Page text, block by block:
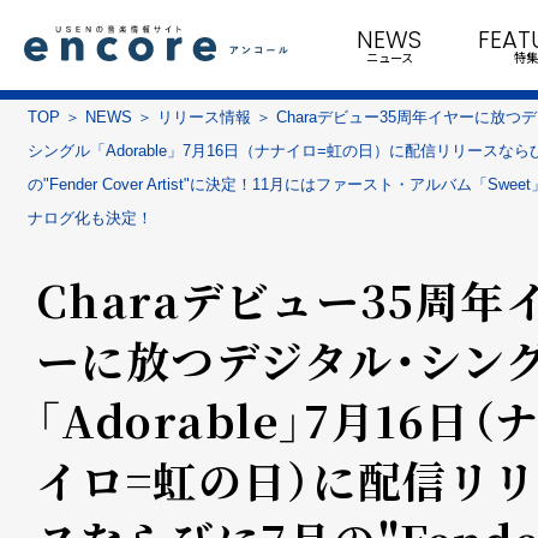
NEWS
ニュース 特集
TOP NEWS リリース情報
Charaデビュー35周年イヤーに放つ
シングル「Adorable」7月16日（ナナイロ=虹の日）に配信リリースなら
の"Fender Cover Artist"に決定！11月にはファースト・アルバム「Sweet
ナログ化も決定！
Charaデビュー35周年
ーに放つデジタル・シン
「Adorable」7月16日（
イロ=虹の日）に配信リ